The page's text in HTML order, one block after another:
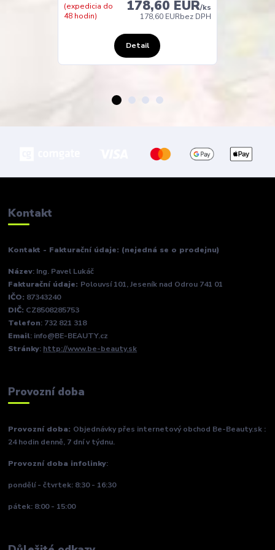
178,60 EUR/ks
178,60 EURbez DPH
(expedicia do
48 hodin)
Detail
Kontakt
Kontakt - Fakturační údaje: (nejedná se o prodejnu)
Název: Ing. Pavel Lukáč
Fakturační údaje: Polouvsí 101, Jeseník nad Odrou 741 01
IČO: 87343240
DIČ: CZ8508285753
Telefon: 732 821 318
Email: info@BE-BEAUTY.cz
Stránky: http://www.be-beauty.sk
Provozní doba
Provozní doba: Objednávky přes internetový obchod Be-Beauty.sk :
24 hodin denně, 7 dní v týdnu.
Provozní doba infolinky:
pondělí - čtvrtek: 8:30 - 16:30
pátek: 8:00 - 15:00